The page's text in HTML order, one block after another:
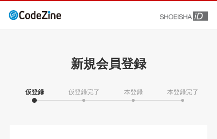
新規会員登録
仮登録 仮登録完了 本登録 本登録完了